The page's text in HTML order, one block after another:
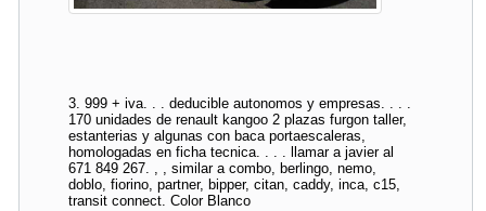
3. 999 + iva. . . deducible autonomos y empresas. . . .
170 unidades de renault kangoo 2 plazas furgon taller,
estanterias y algunas con baca portaescaleras,
homologadas en ficha tecnica. . . . llamar a javier al
671 849 267. , , similar a combo, berlingo, nemo,
doblo, fiorino, partner, bipper, citan, caddy, inca, c15,
transit connect. Color Blanco